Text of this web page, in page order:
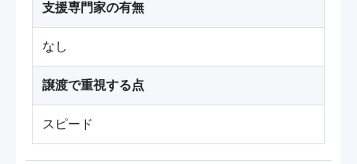
支援専門家の有無
なし
譲渡で重視する点
スピード